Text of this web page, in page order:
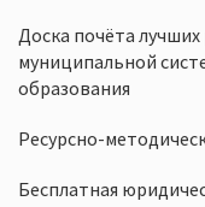
Доска почёта
муниципальной
образования
Ресурсно-
Бесплатная